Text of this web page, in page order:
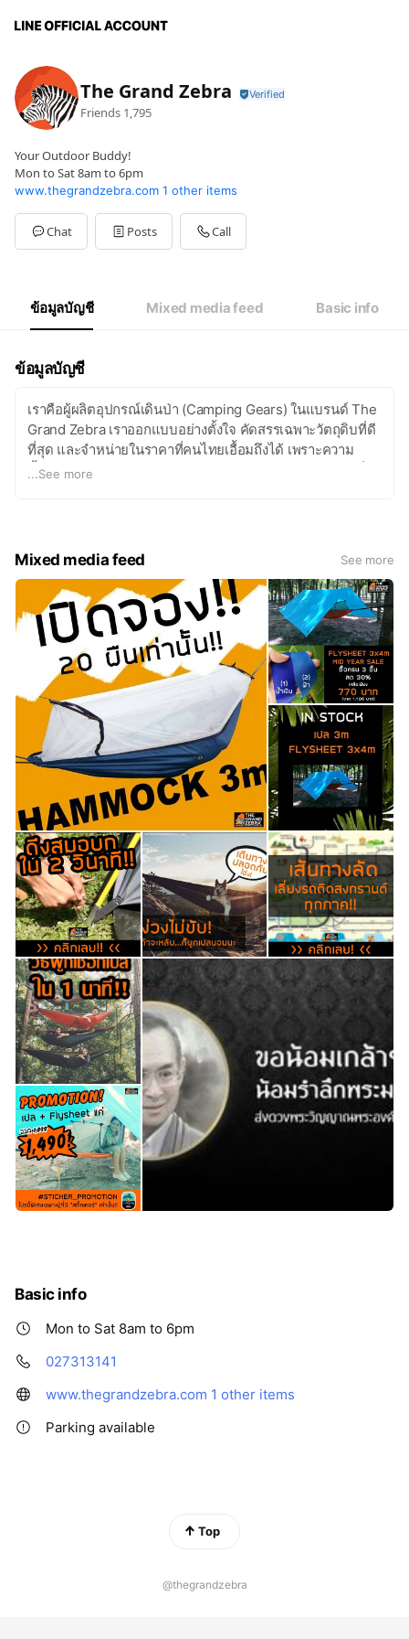
The Grand Zebra
Friends 1,795
Your Outdoor Buddy!
Mon to Sat 8am to 6pm
www.thegrandzebra.com 1 other items
Chat Posts Call
ข้อมูลบัญชี Mixed media feed Basic info
ข้อมูลบัญชี
เราคือผู้ผลิตอุปกรณ์เดินป่า (Camping Gears) ในแบรนด์ The
Grand Zebra เราออกแบบอย่างตั้งใจ คัดสรรเฉพาะวัตถุดิบที่ดี
ที่สุด และจำหน่ายในราคาที่คนไทยเอื้อมถึงได้ เพราะความ
ตั้งใจของเรา คือต้องการให้คนไทยได้ใกล้ชิดกับธรรมชาติ เมื่อ
Zebra 2) รับผลิตอุปกรณ์เดินป่า Made-to-Order โดยมีผู้
เชี่ยวชาญให้คำแนะนำในทุกขั้นตอน
...See more
Mixed media feed See more
Basic info
Mon to Sat 8am to 6pm
027313141
www.thegrandzebra.com 1 other items
Parking available
Top
@thegrandzebra